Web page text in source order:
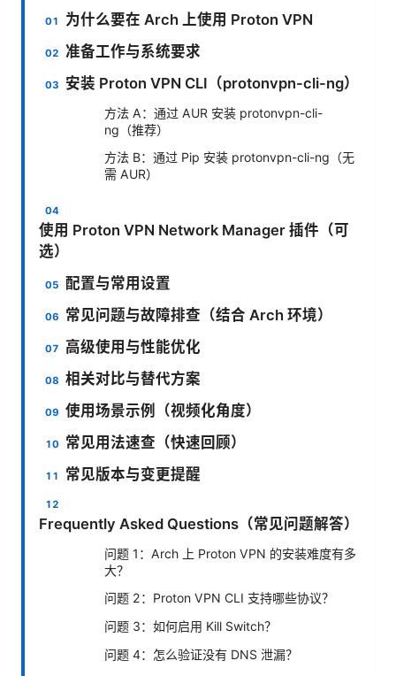
为什么要在 Arch 上使用 Proton VPN
准备工作与系统要求
安装 Proton VPN CLI（protonvpn-cli-ng）
方法 A：通过 AUR 安装 protonvpn-cli-
ng（推荐）
方法 B：通过 Pip 安装 protonvpn-cli-ng（无
需 AUR）
使用 Proton VPN Network Manager 插件（可
选）
配置与常用设置
常见问题与故障排查（结合 Arch 环境）
高级使用与性能优化
相关对比与替代方案
使用场景示例（视频化角度）
常见用法速查（快速回顾）
常见版本与变更提醒
Frequently Asked Questions（常见问题解答）
问题 1：Arch 上 Proton VPN 的安装难度有多
大？
问题 2：Proton VPN CLI 支持哪些协议？
问题 3：如何启用 Kill Switch？
问题 4：怎么验证没有 DNS 泄漏？